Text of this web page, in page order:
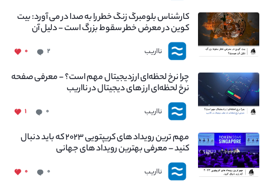
کارشناس بلومبرگ زنگ خطر را به صدا در می آورد: بیت
کوین در معرض خطر سقوط بزرگ است - دلیل آن
چیست؟
نااریب ۲ ۰
چرا نرخ لحظه‌ای ارزدیجیتال مهم است؟ - معرفی صفحه
نرخ لحظه‌ای ارز های دیجیتال در نااریب
نااریب ۰ ۱
مهم ترین رویداد های کریپتویی ۲۰۲۳ که باید دنبال
کنید – معرفی بهترین رویداد های جهانی
نااریب ۰ ۰